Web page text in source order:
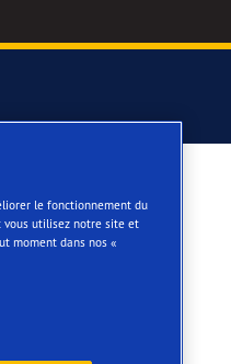
le fonctionnement du
vous utilisez notre site et
moment dans nos «